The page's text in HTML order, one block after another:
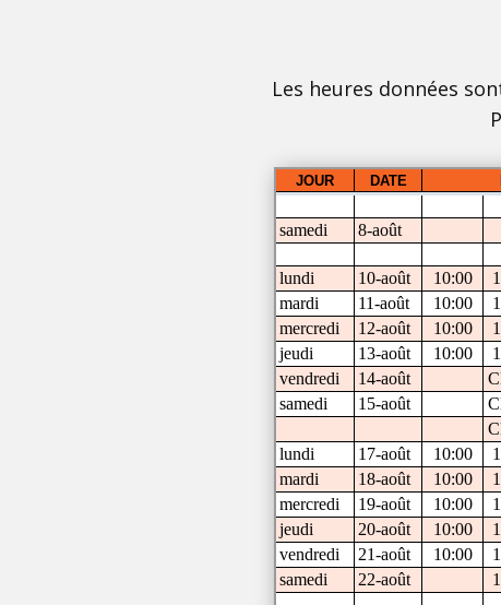
Les heures données